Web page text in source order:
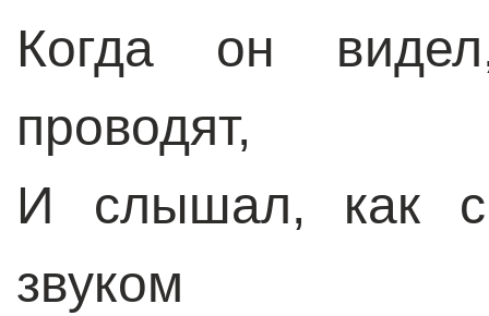
Когда он
проводят,
И слышал, как
звуком